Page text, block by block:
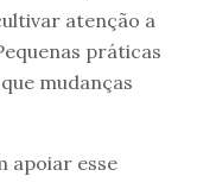
atenção a
práticas
mudanças
apoiar esse